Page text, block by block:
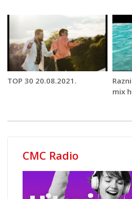
TOP 30 20.08.2021.
mix
CMC Radio